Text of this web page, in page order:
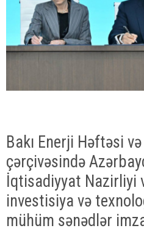
Bakı Enerji Həftəsi
çərçivəsində
İqtisadiyyat Nazirliyi
investisiya və
mühüm sənədlər